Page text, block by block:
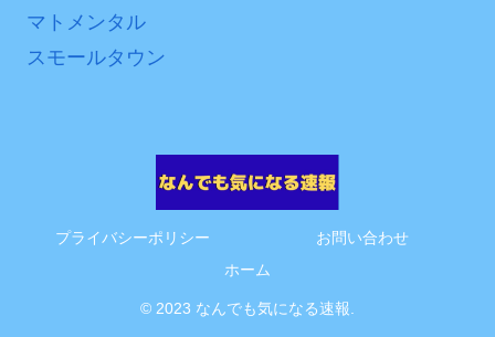
マトメンタル
スモールタウン
プライバシーポリシー
お問い合わせ
ホーム
© 2023 なんでも気になる速報.